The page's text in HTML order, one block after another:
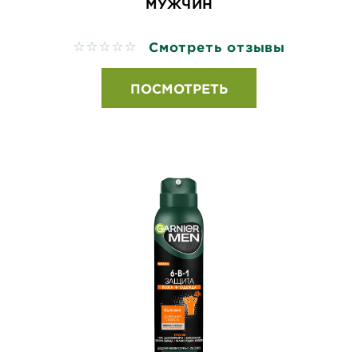
МУЖЧИН
No reviews Смотреть отзывы
ПОСМОТРЕТЬ